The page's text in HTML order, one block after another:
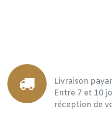
Livraison
Entre 7 et 10
réception de